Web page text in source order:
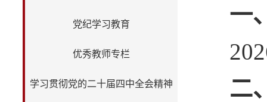
党纪学习教育
优秀教师专栏
学习贯彻党的二十届四中全会精神
一
二